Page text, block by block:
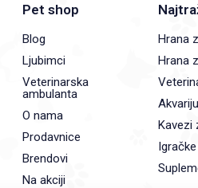
Pet shop
Blog
Ljubimci
Veterinarska
ambulanta
O nama
Prodavnice
Brendovi
Na akciji
Hrana
Hrana
Kavezi